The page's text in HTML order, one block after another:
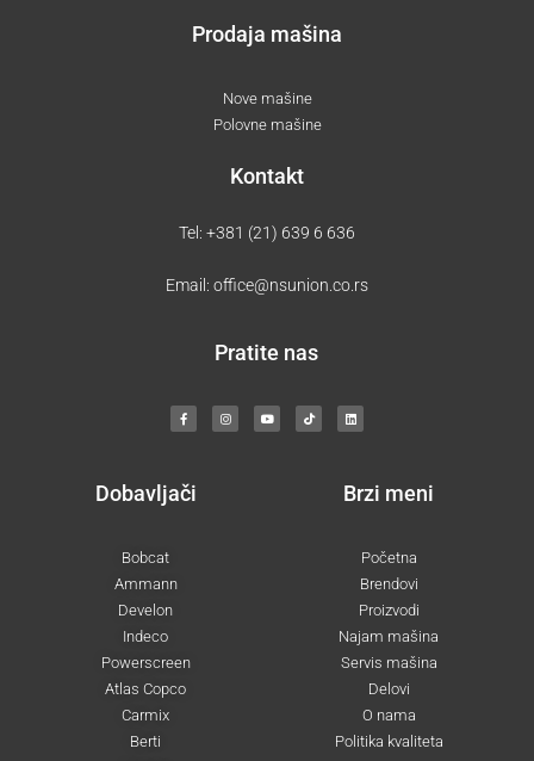
Prodaja mašina
Nove mašine
Polovne mašine
Kontakt
Tel: +381 (21) 639 6 636
Email: office@nsunion.co.rs
Pratite nas
c
e
b
-
f
s
t
a
u
t
u
k
t
o
n
k
e
Dobavljači
Bobcat
Ammann
Develon
Indeco
Powerscreen
Atlas Copco
Carmix
Berti
Brzi meni
Početna
Brendovi
Proizvodi
Najam mašina
Servis mašina
Delovi
O nama
Politika kvaliteta